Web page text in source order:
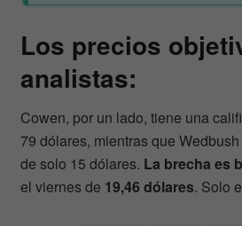
Los precios
analistas:
Cowen, por un lado, tiene una
79 dólares, mientras que
de solo 15 dólares. La brecha es
el viernes de 19,46 dólares. Solo